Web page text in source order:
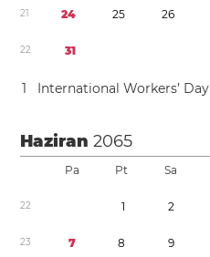
21 24 25 26
22 31
1 International Workers’ Day
Haziran2065
Pa Pt Sa
22 1 2
23 7 8 9